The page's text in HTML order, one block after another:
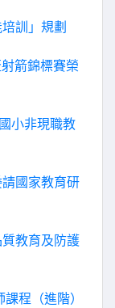
訓」規劃
箭錦標賽榮
小非現職教
國家教育研
教育及防護
程（進階）